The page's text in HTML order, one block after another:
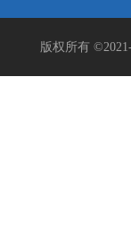
版权所有